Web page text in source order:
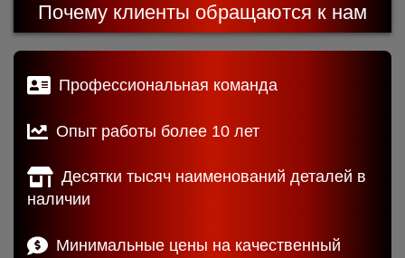
Почему клиенты обращаются к нам
Профессиональная команда
Опыт работы более 10 лет
Десятки тысяч наименований деталей в
наличии
Минимальные цены на качественный